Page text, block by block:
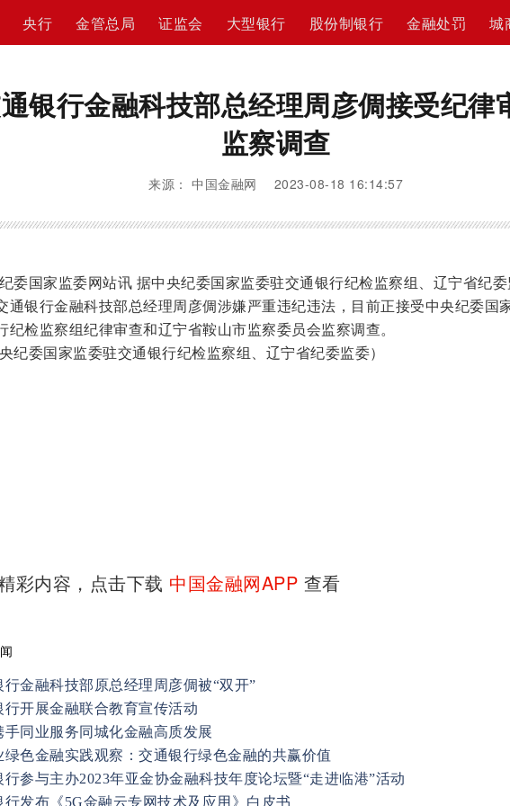
央行 金管总局 证监会 大型银行 股份制银行 金融处罚 城
银行金融科技部总经理周彦倜接受纪律
监察调查
来源： 中国金融网 2023-08-18 16:14:57
委国家监委网站讯 据中央纪委国家监委驻交通银行纪检监察组、辽宁省纪
通银行金融科技部总经理周彦倜涉嫌严重违纪违法，目前正接受中央纪委国
纪检监察组纪律审查和辽宁省鞍山市监察委员会监察调查。
纪委国家监委驻交通银行纪检监察组、辽宁省纪委监委）
彩内容，点击下载 中国金融网APP 查看
行金融科技部原总经理周彦倜被“双开”
行开展金融联合教育宣传活动
手同业服务同城化金融高质发展
绿色金融实践观察：交通银行绿色金融的共赢价值
行参与主办2023年亚金协金融科技年度论坛暨“走进临港”活动
行发布《5G金融云专网技术及应用》白皮书